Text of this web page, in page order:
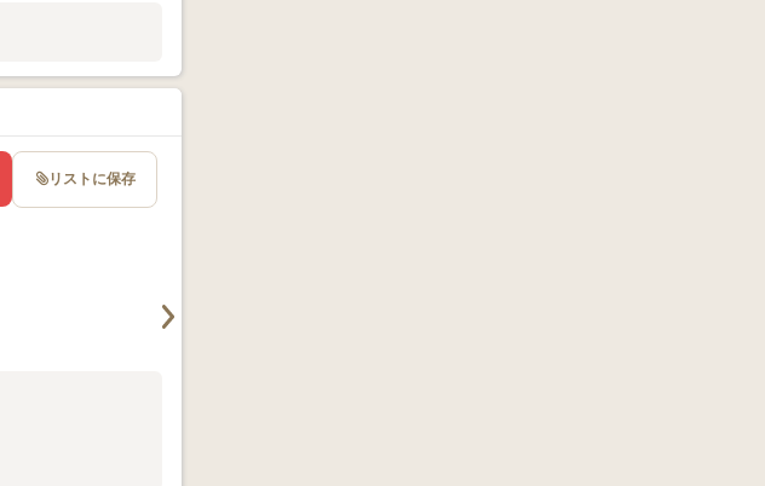
リストに保存